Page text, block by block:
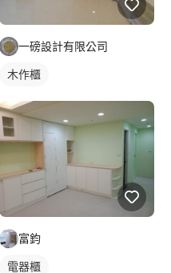
一磅設計有限公司
木作櫃
富鈞
電器櫃